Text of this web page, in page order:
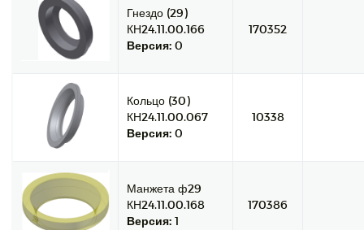
Гнездо (29)
КН24.11.00.166
Версия: 0
170352
Кольцо (30)
КН24.11.00.067
Версия: 0
10338
Манжета ф29
КН24.11.00.168
Версия: 1
170386